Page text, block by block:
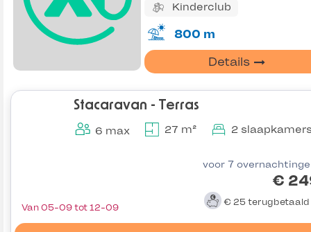
Kinderclub
800 m
Details
Stacaravan - Terras
6 max 27 m² 2
voor 7
€
€ 25 terugbetaald
Van 05-09 tot 12-09